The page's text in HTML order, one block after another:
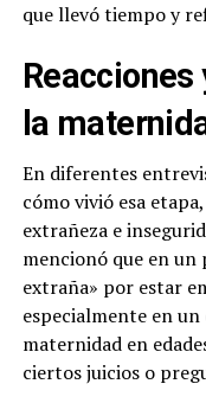
que llevó tiempo y
la
En diferentes
cómo vivió esa
extrañeza e
mencionó que en
extraña» por estar
especialmente en
maternidad en
ciertos juicios o